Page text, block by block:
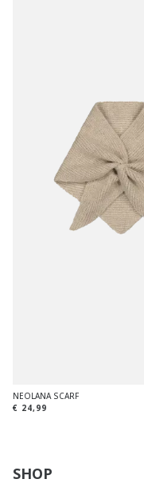
NEOLANA SCARF
€ 24,99
SHOP